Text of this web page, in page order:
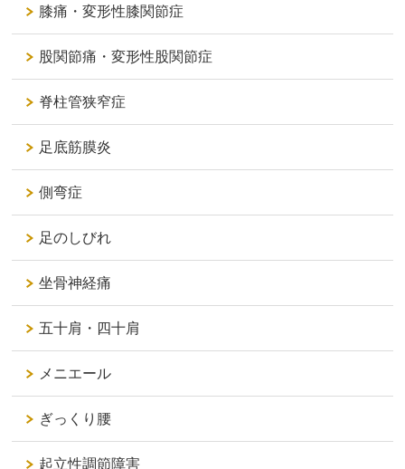
膝痛・変形性膝関節症
股関節痛・変形性股関節症
脊柱管狭窄症
足底筋膜炎
側弯症
足のしびれ
坐骨神経痛
五十肩・四十肩
メニエール
ぎっくり腰
起立性調節障害